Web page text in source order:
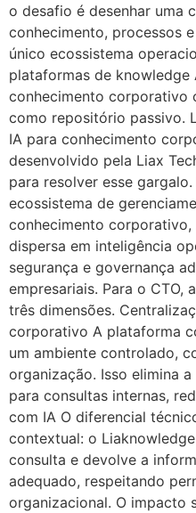
o desafio é desenhar uma
conhecimento, processos
único ecossistema
plataformas de
conhecimento corporativo
como repositório passivo.
IA para conhecimento
desenvolvido pela Liax
para resolver esse
ecossistema de
conhecimento
dispersa em inteligência
segurança e governança
empresariais. Para o CTO,
três dimensões.
corporativo A plataforma
um ambiente controlado,
organização. Isso elimina
para consultas internas,
com IA O diferencial
contextual: o
consulta e devolve a
adequado, respeitando
organizacional. O impacto